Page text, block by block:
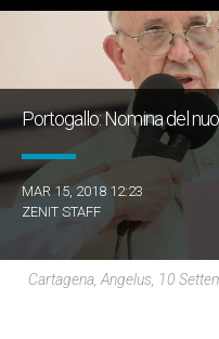
Portogallo: Nomina del
MAR 15, 2018 12:23
ZENIT STAFF
Cartagena, Angelus, 10